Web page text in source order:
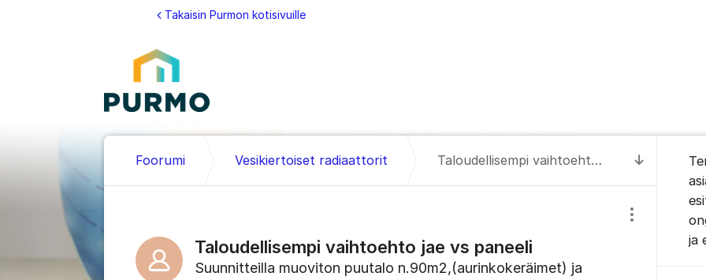
Takaisin Purmon kotisivuille
Siirry
Foorumi Vesikiertoiset radiaattorit Taloudellisempi vaihtoehto jae vs paneeli
Taloudellisempi vaihtoehto jae vs paneeli
Näytä/piilota
Suunnitteilla muoviton puutalo n.90m2,(aurinkokeräimet) ja
ja